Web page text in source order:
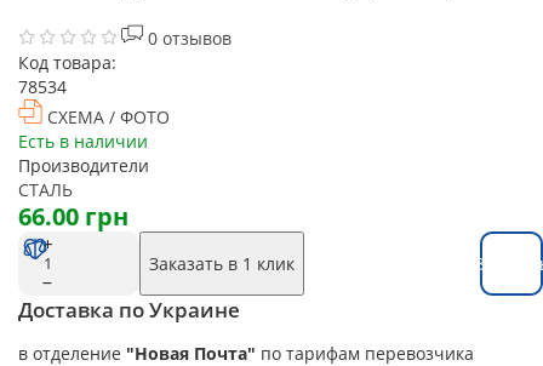
0 отзывов
Код товара:
78534
СХЕМА / ФОТО
Есть в наличии
Производители
СТАЛЬ
66.00 грн
Заказать в 1 клик
Доставка по Украине
в отделение "Новая Почта" по тарифам перевозчика